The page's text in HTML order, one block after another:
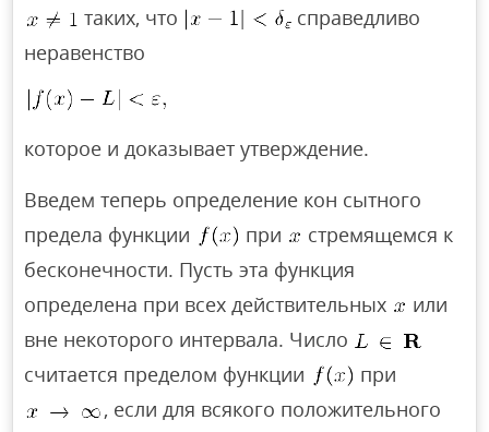
таких, что
справедливо
неравенство
которое и доказывает утверждение.
Введем теперь определение кон сытного
предела функции
при
стремящемся к
бесконечности. Пусть эта функция
определена при всех действительных
или
вне некоторого интервала. Число
считается пределом функции
при
, если для всякого положительного